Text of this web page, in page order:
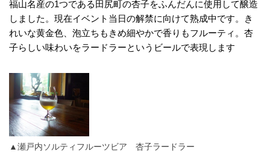
福山名産の1つである田尻町の杏子をふんだんに使用して醸造
しました。現在イベント当日の解禁に向けて熟成中です。き
れいな黄金色、泡立ちもきめ細やかで香りもフルーティ。杏
子らしい味わいをラードラーというビールで表現します
▲瀬戸内ソルティフルーツビア 杏子ラードラー